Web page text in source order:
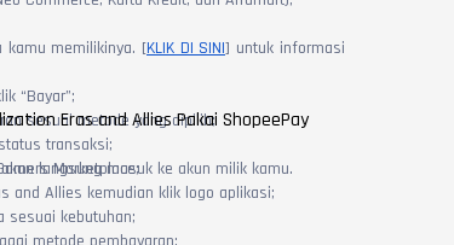
kamu memilikinya. [KLIK DI SINI] untuk informasi
“Bayar”;
sesuai metode yang dipilih;
transaksi;
langsung masuk ke akun milik kamu.
Eras and Allies Pakai ShopeePay
Marketplace;
and Allies kemudian klik logo aplikasi;
sesuai kebutuhan;